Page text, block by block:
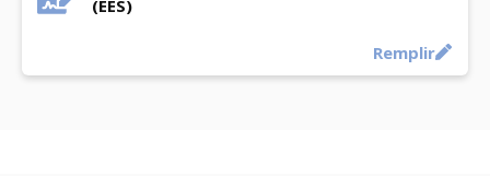
(EES)
Remplir